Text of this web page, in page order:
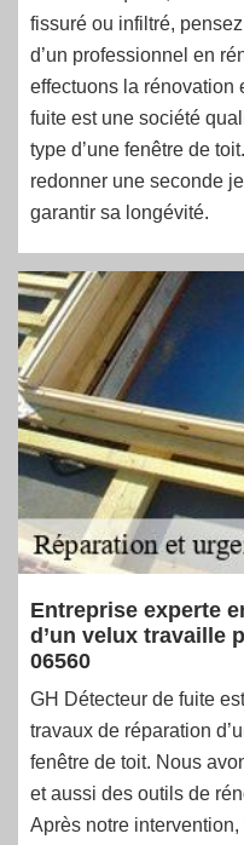
fissuré ou infiltré,
d’un professionnel en
effectuons la rénovation
fuite est une société
type d’une fenêtre de
redonner une seconde
garantir sa longévité.
Entreprise experte
d’un velux travaille
06560
GH Détecteur de fuite
travaux de réparation
fenêtre de toit. Nous
et aussi des outils de
Après notre